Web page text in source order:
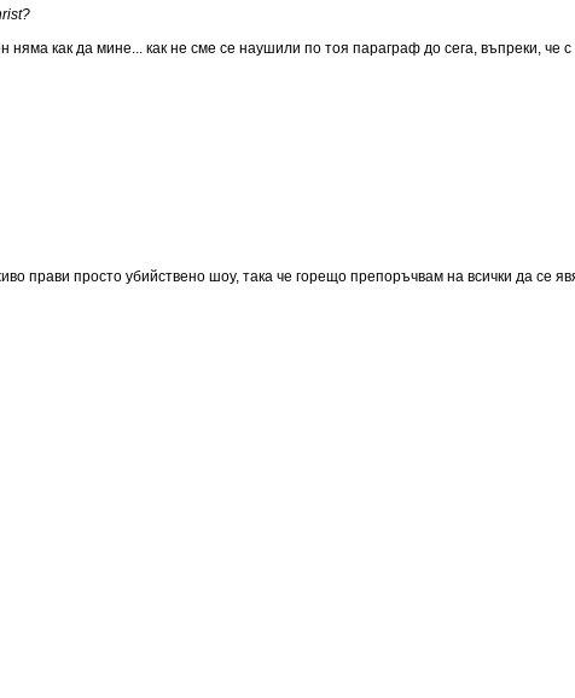
няма как да мине... как не сме се наушили по тоя параграф до сега, въпреки,
прави просто убийствено шоу, така че горещо препоръчвам на всички да се